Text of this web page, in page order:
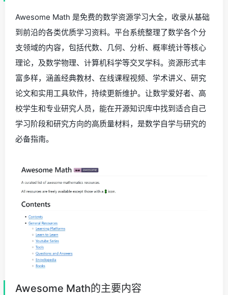
Awesome Math 是免费的数学资源学习大全，收录从基础
到前沿的各类优质学习资料。平台系统整理了数学各个分
支领域的内容，包括代数、几何、分析、概率统计等核心
理论，及数学物理、计算机科学等交叉学科。资源形式丰
富多样，涵盖经典教材、在线课程视频、学术讲义、研究
论文和实用工具软件，持续更新维护。让数学爱好者、高
校学生和专业研究人员，能在开源知识库中找到适合自己
学习阶段和研究方向的高质量材料，是数学自学与研究的
必备指南。
Awesome Math的主要内容